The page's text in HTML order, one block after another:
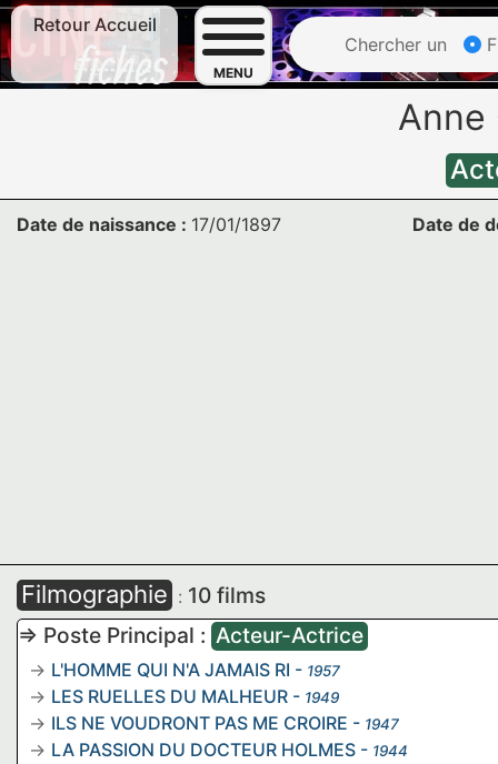
Retour Accueil
MENU
Chercher un
Anne
Date de naissance : 17/01/1897 Date de
Filmographie : 10 films
=> Poste Principal : Acteur-Actrice
L'HOMME QUI N'A JAMAIS RI - 1957
LES RUELLES DU MALHEUR - 1949
ILS NE VOUDRONT PAS ME CROIRE - 1947
LA PASSION DU DOCTEUR HOLMES - 1944